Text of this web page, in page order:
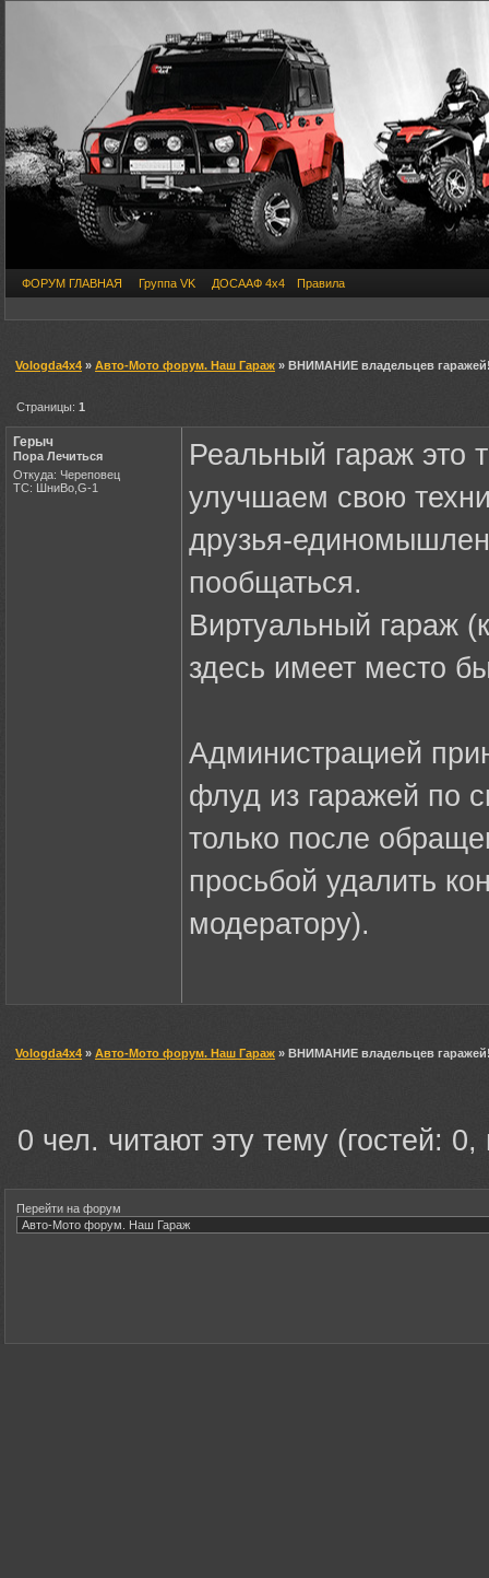
ФОРУМ ГЛАВНАЯ Группа VK ДОСААФ 4х4 Правила
Vologda4x4 » Авто-Мото форум. Наш Гараж » ВНИМАНИЕ владельцев
Страницы:1
Герыч
Пора Лечиться
Откуда: Череповец
ТС: ШниВо,G-1
Реальный гараж это
улучшаем свою
друзья-
пообщаться.
Виртуальный гараж
здесь имеет место
Администрацией
флуд из гаражей по
только после
просьбой удалить
модератору).
Vologda4x4 » Авто-Мото форум. Наш Гараж » ВНИМАНИЕ владельцев
0 чел. читают эту тему (гостей:
Перейти на форум